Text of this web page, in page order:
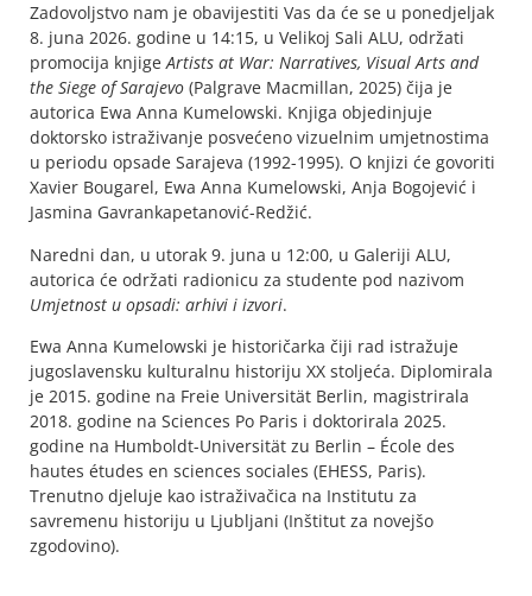
Zadovoljstvo nam je obavijestiti Vas da će se u ponedjeljak
8. juna 2026. godine u 14:15, u Velikoj Sali ALU, održati
promocija knjigeArtists at War: Narratives, Visual Arts and
the Siege of Sarajevo (Palgrave Macmillan, 2025) čija je
autorica Ewa Anna Kumelowski. Knjiga objedinjuje
doktorsko istraživanje posvećeno vizuelnim umjetnostima
u periodu opsade Sarajeva (1992-1995). O knjizi će govoriti
Xavier Bougarel, Ewa Anna Kumelowski, Anja Bogojević i
Jasmina Gavrankapetanović-Redžić.
Naredni dan, u utorak 9. juna u 12:00, u Galeriji ALU,
autorica će održati radionicu za studente pod nazivom
Umjetnost u opsadi: arhivi i izvori.
Ewa Anna Kumelowski je historičarka čiji rad istražuje
jugoslavensku kulturalnu historiju XX stoljeća. Diplomirala
je 2015. godine na Freie Universität Berlin, magistrirala
2018. godine na Sciences Po Paris i doktorirala 2025.
godine na Humboldt-Universität zu Berlin – École des
hautes études en sciences sociales (EHESS, Paris).
Trenutno djeluje kao istraživačica na Institutu za
savremenu historiju u Ljubljani (Inštitut za novejšo
zgodovino).